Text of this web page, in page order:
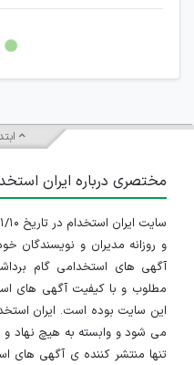
غیر مجاز می باشد.
امکان هماهنگی برای
مختصری درباره ایران
و روزانه مدیران و نویسندگان
آگهی های استخدامی گام
مطلوب و با کیفیت آگهی های
این سایت بوده است. ایران
می شود و وابسته به هیچ نهاد و
تنها منتشر کننده ی آگهی های